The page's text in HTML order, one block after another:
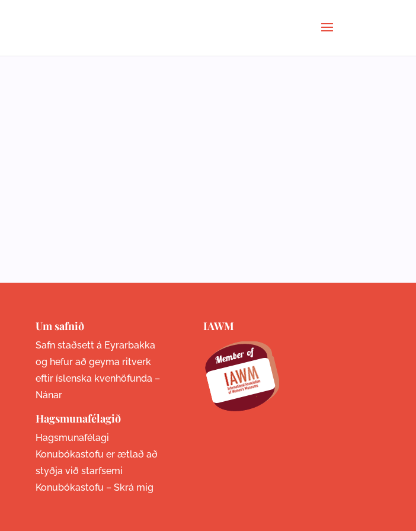
Um safnið
Safn staðsett á Eyrarbakka
og hefur að geyma ritverk
eftir íslenska kvenhöfunda –
Nánar
Hagsmunafélagið
Hagsmunafélagi
Konubókastofu er ætlað að
styðja við starfsemi
Konubókastofu – Skrá mig
IAWM